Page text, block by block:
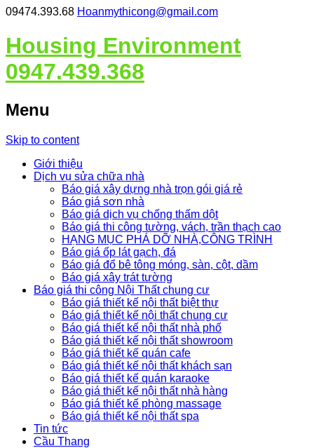
09474.393.68 Hoanmythicong@gmail.com
Housing Environment
0947.439.368
Menu
Skip to content
Giới thiệu
Dịch vụ sửa chữa nhà
Báo giá xây dựng nhà trọn gói giá rẻ
Báo giá sơn nhà
Báo giá dịch vụ chống thấm dột
Báo giá thi công tường, vách, trần thạch cao
HẠNG MỤC PHÁ DỠ NHÀ,CÔNG TRÌNH
Báo giá ốp lát gạch, đá
Báo giá đổ bê tông móng, sàn, cột, dầm
Báo giá xây trát tường
Báo giá thi công Nội Thất chung cư
Báo giá thiết kế nội thất biệt thự
Báo giá thiết kế nội thất chung cư
Báo giá thiết kế nội thất nhà phố
Báo giá thiết kế nội thất showroom
Báo giá thiết kế quán cafe
Báo giá thiết kế nội thất khách sạn
Báo giá thiết kế quán karaoke
Báo giá thiết kế nội thất nhà hàng
Báo giá thiết kế phòng massage
Báo giá thiết kế nội thất spa
Tin tức
Cầu Thang